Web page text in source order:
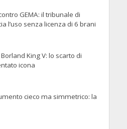
GEMA: il tribunale di
l’uso senza licenza di 6 brani
King V: lo scarto di
icona
cieco ma simmetrico: la